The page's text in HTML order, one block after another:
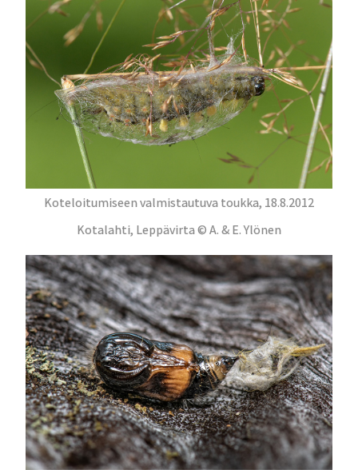
Koteloitumiseen valmistautuva toukka, 18.8.2012
Kotalahti, Leppävirta © A. & E. Ylönen